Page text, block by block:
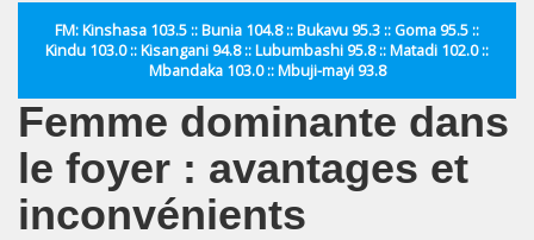
FM: Kinshasa 103.5 :: Bunia 104.8 :: Bukavu 95.3 :: Goma 95.5 ::
Kindu 103.0 :: Kisangani 94.8 :: Lubumbashi 95.8 :: Matadi 102.0 ::
Mbandaka 103.0 :: Mbuji-mayi 93.8
Femme dominante dans
le foyer : avantages et
inconvénients